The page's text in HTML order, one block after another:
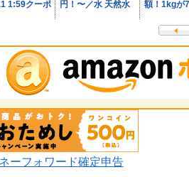
ーフォワード確定申告